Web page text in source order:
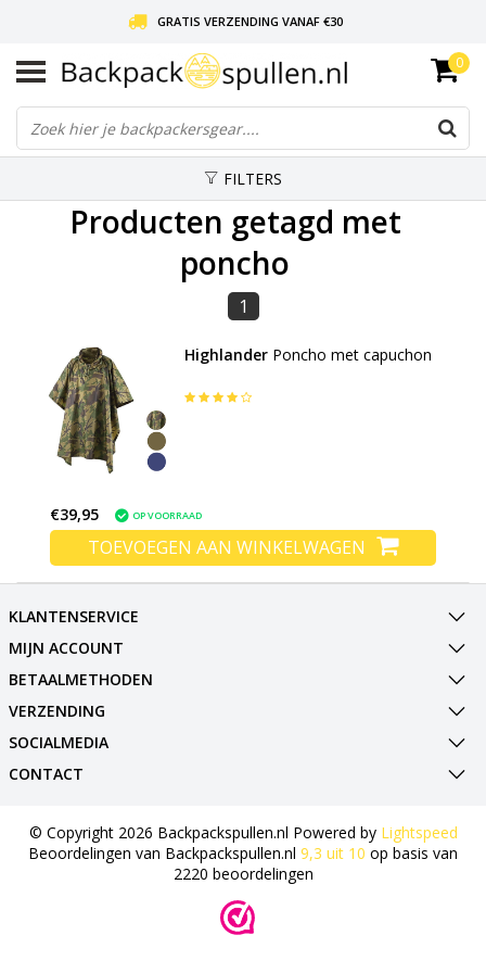
GRATIS VERZENDING VANAF €30
LIEFDE VOOR BACKPACKEN!
30 DAGEN GRATIS RETOUR
0
FILTERS
Producten getagd met
poncho
1
Highlander Poncho met capuchon
€39,95 OP VOORRAAD
TOEVOEGEN AAN WINKELWAGEN
KLANTENSERVICE
MIJN ACCOUNT
BETAALMETHODEN
VERZENDING
SOCIALMEDIA
CONTACT
© Copyright 2026 Backpackspullen.nl Powered by Lightspeed
Beoordelingen van Backpackspullen.nl 9,3 uit 10 op basis van
2220 beoordelingen